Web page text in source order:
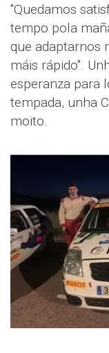
"Quedamos
tempo pola
que adaptarnos
máis rápido".
esperanza para
tempada, unha
moito.